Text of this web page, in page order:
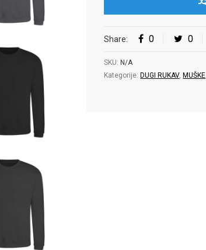
Share: 0 0
SKU: N/A
Kategorije:DUGI RUKAV,MUŠKE